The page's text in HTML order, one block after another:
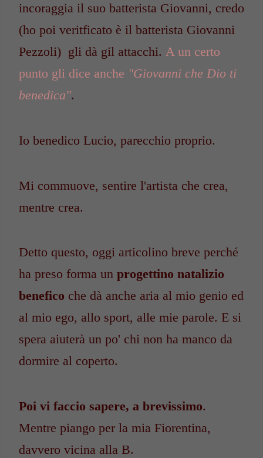
incoraggia il suo batterista Giovanni, credo
(ho poi veritficato è il batterista Giovanni
Pezzoli) gli dà gil attacchi. A un certo
punto gli dice anche "Giovanni che Dio ti
benedica".
Io benedico Lucio, parecchio proprio.
Mi commuove, sentire l'artista che crea,
mentre crea.
Detto questo, oggi articolino breve perché
ha preso forma un progettino natalizio
benefico che dà anche aria al mio genio ed
al mio ego, allo sport, alle mie parole. E si
spera aiuterà un po' chi non ha manco da
dormire al coperto.
Poi vi faccio sapere, a brevissimo.
Mentre piango per la mia Fiorentina,
davvero vicina alla B.